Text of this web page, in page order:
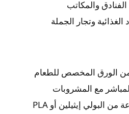
والمكاتب
وتجار الجملة
الورق المخصص للطعام
مع المشروبات
بطانة داخلية مصنوعة من البولي إيثيلين أو PLA